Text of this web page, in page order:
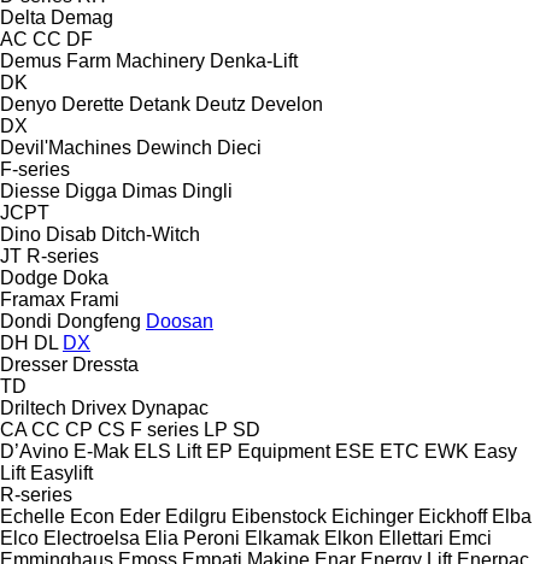
Delta Demag
AC CC DF
Demus Farm Machinery Denka-Lift
DK
Denyo Derette Detank Deutz Develon
DX
Devil'Machines Dewinch Dieci
F-series
Diesse Digga Dimas Dingli
JCPT
Dino Disab Ditch-Witch
JT R-series
Dodge Doka
Framax Frami
Dondi Dongfeng Doosan
DH DL DX
Dresser Dressta
TD
Driltech Drivex Dynapac
CA CC CP CS F series LP SD
D’Avino E-Mak ELS Lift EP Equipment ESE ETC EWK Easy
Lift Easylift
R-series
Echelle Econ Eder Edilgru Eibenstock Eichinger Eickhoff Elba
Elco Electroelsa Elia Peroni Elkamak Elkon Ellettari Emci
Emminghaus Emoss Empati Makine Enar Energy Lift Enerpac